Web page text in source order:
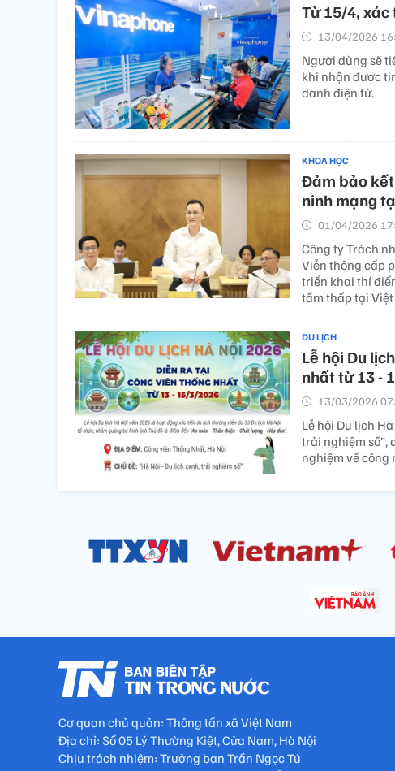
Từ 15/4,
13/04/2026
Người dùng sẽ
khi nhận được
danh điện tử.
KHOA HỌC
Đảm bảo
ninh mạng
01/04/2026
Công ty Trách
Viễn thông cấp
triển khai thí
tầm thấp tại
DU LỊCH
Lễ hội Du
nhất từ 13 -
13/03/2026
Lễ hội Du lịch
trải nghiệm số”,
nghiệm về công
Cơ quan chủ quản: Thông tấn xã Việt Nam
Địa chỉ: Số 05 Lý Thường Kiệt, Cửa Nam, Hà Nội
Chịu trách nhiệm: Trưởng ban Trần Ngọc Tú